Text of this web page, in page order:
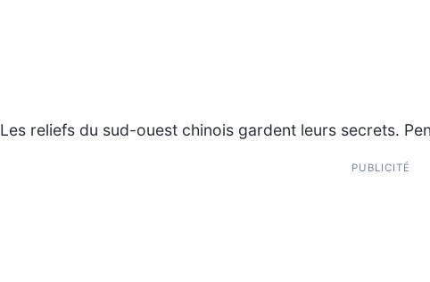
Les reliefs du sud-ouest chinois gardent leurs secrets.
PUBLICITÉ